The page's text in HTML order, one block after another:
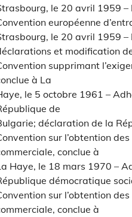
le 20 avril 1959
européenne
le 20 avril 1959
et modification
supprimant
à La
le 5 octobre 1961 –
de
déclaration de la
sur l’obtention
conclue à
Haye, le 18 mars 1970 –
démocratique
sur l’obtention
conclue à